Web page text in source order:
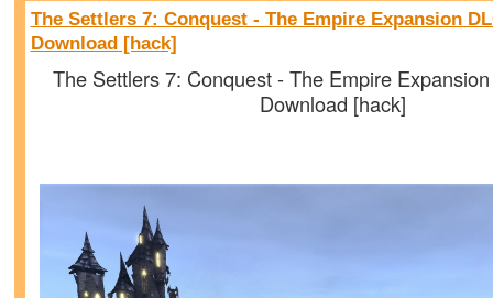
The Settlers 7: Conquest - The Empire Expansion
Download [hack]
The Settlers 7: Conquest - The Empire
Download [hack]